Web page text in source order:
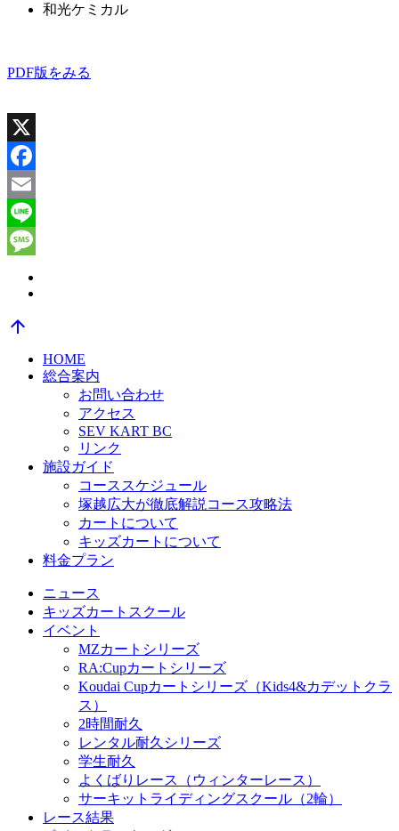
和光ケミカル
PDF版をみる
X
Facebook
Email
Line
arrow_upward
HOME
総合案内
お問い合わせ
アクセス
SEV KART BC
リンク
施設ガイド
コーススケジュール
塚越広大が徹底解説コース攻略法
カートについて
キッズカートについて
料金プラン
ニュース
キッズカートスクール
イベント
MZカートシリーズ
RA:Cupカートシリーズ
Koudai Cupカートシリーズ（Kids4&カデットクラ
ス）
2時間耐久
レンタル耐久シリーズ
学生耐久
よくばりレース（ウィンターレース）
サーキットライディングスクール（2輪）
レース結果